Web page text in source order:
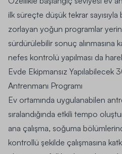
ilk süreçte düşük tekrar
zorlayan yoğun programlar
sürdürülebilir sonuç alınmasına
nefes kontrolü yapılması da
Evde Ekipmansız Yapılabilecek
Antrenmanı Programı
Ev ortamında uygulanabilen
sıralandığında etkili tempo
ana çalışma, soğuma
kontrollü şekilde çalışmasına